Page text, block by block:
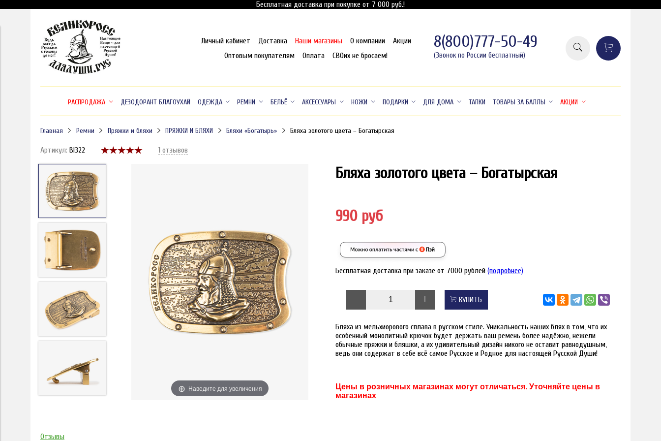
Бесплатная доставка при покупке от 7 000 руб.!
Личный кабинет Доставка Наши магазины О компании
Акции
Оптовым покупателям
Оплата СВОих не бросаем!
8(800)777-50-49
(Звонок по России бесплатный)
РАСПРОДАЖА ДЕЗОДОРАНТ БЛАГОУХАЙ ОДЕЖДА РЕМНИ БЕЛЬЁ АКСЕССУАРЫ НОЖИ ПОДАРКИ ДЛЯ ДОМА ТАПКИ ТОВАРЫ ЗА БАЛЛЫ АКЦИИ
Главная Ремни Пряжки и бляхи ПРЯЖКИ И БЛЯХИ Бляхи «Богатырь» Бляха золотого цвета – Богатырская
Артикул: Bl322 1 отзывов
Наведите для увеличения Наведите для увеличения
Бляха золотого цвета – Богатырская
990 руб
Бесплатная доставка при заказе от 7000 рублей (подробнее)
КУПИТЬ
Бляха из мельхиорового сплава в русском стиле. Уникальность наших блях в том, что их
особенный монолитный крючок будет держать ваш ремень более надёжно, нежели
обычные пряжки и бляшки, а их удивительный дизайн никого не оставит равнодушным,
ведь они содержат в себе всё самое Русское и Родное для настоящей Русской Души!
Цены в розничных магазинах могут отличаться. Уточняйте цены в
магазинах
Отзывы